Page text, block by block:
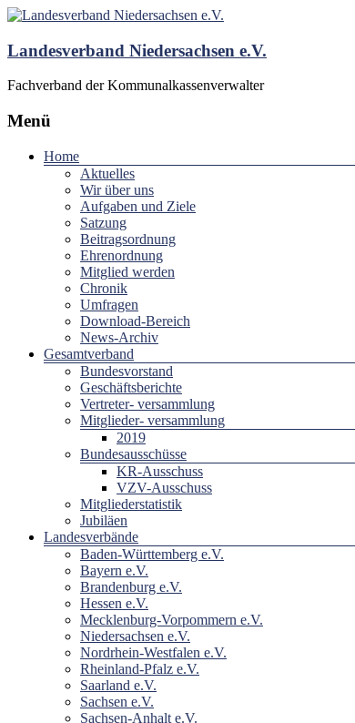
Landesverband Niedersachsen e.V.
Fachverband der Kommunalkassenverwalter
Menü
Home
Aktuelles
Wir über uns
Aufgaben und Ziele
Satzung
Beitragsordnung
Ehrenordnung
Mitglied werden
Chronik
Umfragen
Download-Bereich
News-Archiv
Gesamtverband
Bundesvorstand
Geschäftsberichte
Vertreter- versammlung
Mitglieder- versammlung
2019
Bundesausschüsse
KR-Ausschuss
VZV-Ausschuss
Mitgliederstatistik
Jubiläen
Landesverbände
Baden-Württemberg e.V.
Bayern e.V.
Brandenburg e.V.
Hessen e.V.
Mecklenburg-Vorpommern e.V.
Niedersachsen e.V.
Nordrhein-Westfalen e.V.
Rheinland-Pfalz e.V.
Saarland e.V.
Sachsen e.V.
Sachsen-Anhalt e.V.